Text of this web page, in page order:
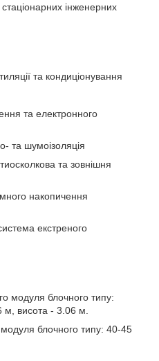
інженерних
та кондиціонування
та електронного
та шумоізоляція
та зовнішня
накопичення
екстреного
модуля блочного типу:
висота - 3.06 м.
блочного типу: 40-45